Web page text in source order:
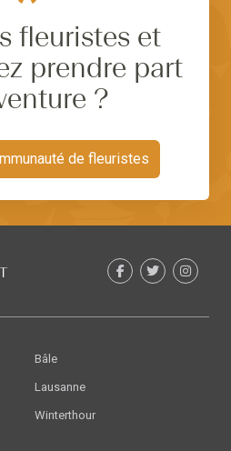
fleuristes et
prendre part
?
de fleuristes
Bâle
Lausanne
Winterthour